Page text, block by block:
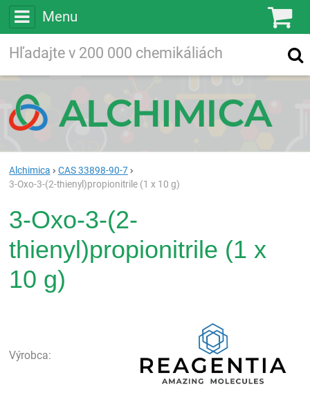
Menu
Vyhľadávanie
Alchimica
CAS 33898-90-7
3-Oxo-3-(2-thienyl)propionitrile (1 x 10 g)
3-Oxo-3-(2-
thienyl)propionitrile (1 x
10 g)
Výrobca: